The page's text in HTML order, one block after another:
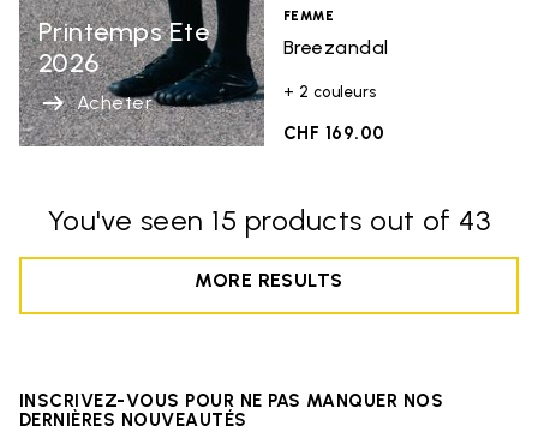
Printemps Ete
2026
Acheter
FEMME
Breezandal
+ 2 couleurs
CHF 169.00
You've seen 15 products out of 43
MORE RESULTS
INSCRIVEZ-VOUS POUR NE PAS MANQUER NOS
DERNIÈRES NOUVEAUTÉS